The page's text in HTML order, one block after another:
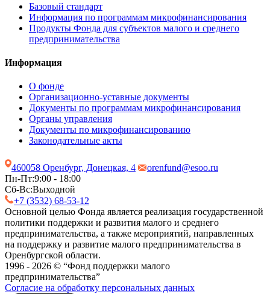
Базовый стандарт
Информация по программам микрофинансирования
Продукты Фонда для субъектов малого и среднего
предпринимательства
Информация
О фонде
Организационно-уставные документы
Документы по программам микрофинансирования
Органы управления
Документы по микрофинансированию
Законодательные акты
460058 Оренбург, Донецкая, 4
orenfund@esoo.ru
Пн-Пт:9:00 - 18:00
Сб-Вс:Выходной
+7 (3532) 68-53-12
Основной целью Фонда является реализация государственной
политики поддержки и развития малого и среднего
предпринимательства, а также мероприятий, направленных
на поддержку и развитие малого предпринимательства в
Оренбургской области.
1996 - 2026 © “Фонд поддержки малого
предпринимательства”
Согласие на обработку персональных данных